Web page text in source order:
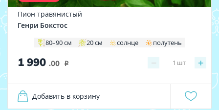
Пион травянистый
Генри Бокстос
80–90 см 20 см солнце полутень
1 990 .00 i − +
1 шт
Добавить в корзину